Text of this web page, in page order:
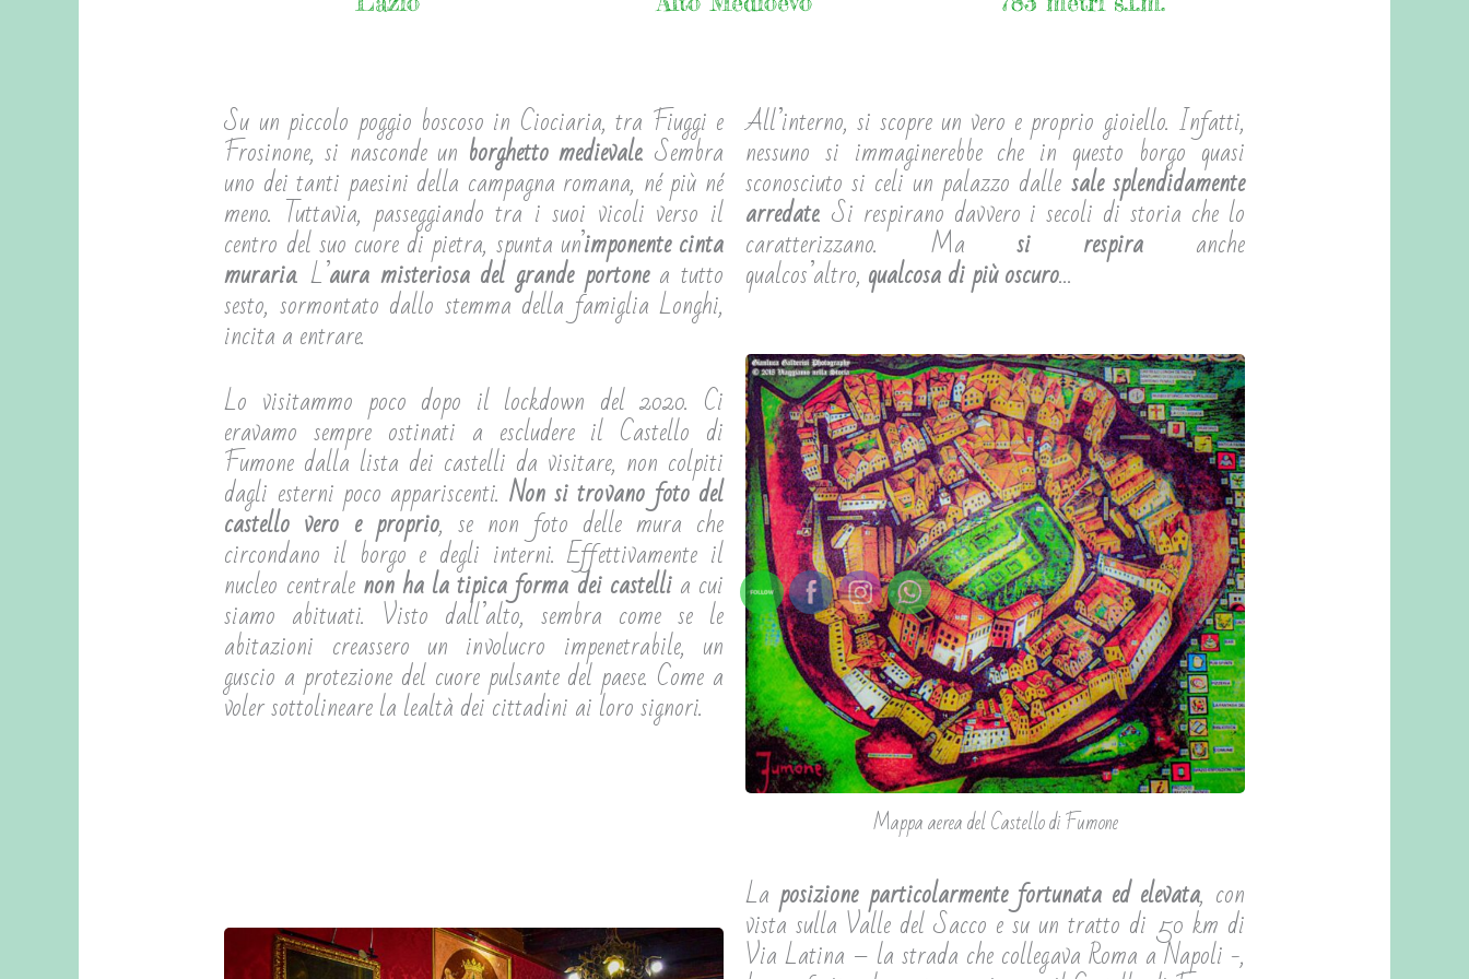
Su un piccolo poggio boscoso in Ciociaria, tra Fiuggi e
Frosinone, si nasconde un borghetto medievale. Sembra
uno dei tanti paesini della campagna romana, né più né
meno. Tuttavia, passeggiando tra i suoi vicoli verso il
centro del suo cuore di pietra, spunta un’imponente cinta
muraria. L’aura misteriosa del grande portonea tutto
sesto, sormontato dallo stemma della famiglia Longhi,
incita a entrare.
All’interno, si scopre un vero e proprio gioiello. Infatti,
nessuno si immaginerebbe che in questo borgo quasi
sconosciuto si celi un palazzo dalle sale splendidamente
arredate. Si respirano davvero i secoli di storia che lo
caratterizzano. Masi respiraanche
qualcos’altro, qualcosa di più oscuro…
Lo visitammo poco dopo il lockdown del 2020. Ci
eravamo sempre ostinati a escludere il Castello di
Fumone dalla lista dei castelli da visitare, non colpiti
dagli esterni poco appariscenti. Non si trovano foto del
castello vero e proprio, se non foto delle mura che
circondano il borgo e degli interni. Effettivamente il
nucleo centralenon ha la tipica forma dei castellia cui
siamo abituati. Visto dall’alto, sembra come se le
abitazioni creassero un involucro impenetrabile, un
guscio a protezione del cuore pulsante del paese. Come a
voler sottolineare la lealtà dei cittadini ai loro signori.
Mappa aerea del Castello di Fumone
Laposizione particolarmente fortunata ed elevata, con
vista sulla Valle del Sacco e su un tratto di 50 km di
Via Latina – la strada che collegava Roma a Napoli -,